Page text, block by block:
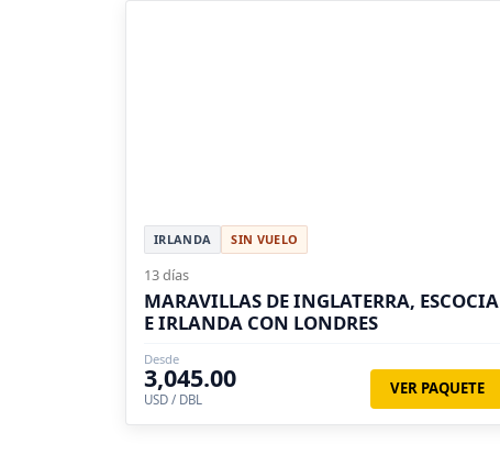
IRLANDA SIN VUELO
13 días
MARAVILLAS DE INGLATERRA, ESCOCIA
E IRLANDA CON LONDRES
Desde
3,045.00
USD / DBL
VER PAQUETE